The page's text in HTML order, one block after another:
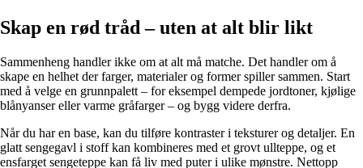
Skap en rød tråd – uten at alt blir likt
Sammenheng handler ikke om at alt må matche. Det handler om å
skape en helhet der farger, materialer og former spiller sammen. Start
med å velge en grunnpalett – for eksempel dempede jordtoner, kjølige
blånyanser eller varme gråfarger – og bygg videre derfra.
Når du har en base, kan du tilføre kontraster i teksturer og detaljer. En
glatt sengegavl i stoff kan kombineres med et grovt ullteppe, og et
ensfarget sengeteppe kan få liv med puter i ulike mønstre. Nettopp